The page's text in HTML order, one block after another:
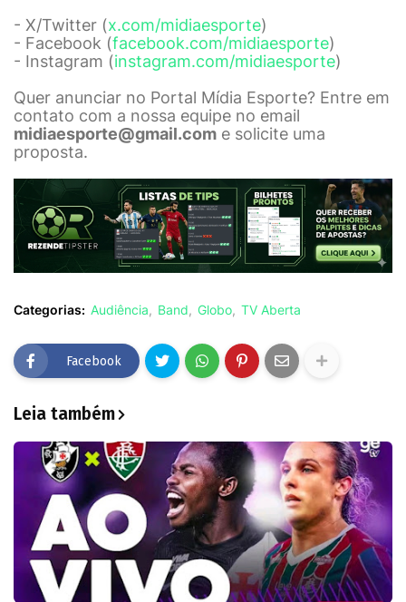
- X/Twitter (x.com/midiaesporte)
- Facebook (facebook.com/midiaesporte)
- Instagram (instagram.com/midiaesporte)
Quer anunciar no Portal Mídia Esporte? Entre em
contato com a nossa equipe no email
midiaesporte@gmail.com e solicite uma
proposta.
Categorias: Audiência Band Globo TV Aberta
Facebook
Leia também